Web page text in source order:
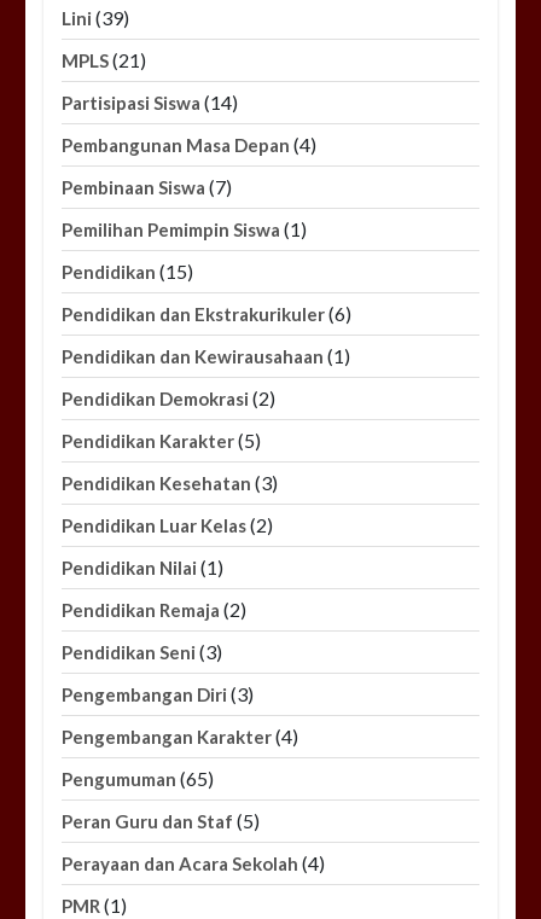
Lini (39)
MPLS(21)
Partisipasi Siswa (14)
Pembangunan Masa Depan (4)
Pembinaan Siswa (7)
Pemilihan Pemimpin Siswa (1)
Pendidikan (15)
Pendidikan dan Ekstrakurikuler(6)
Pendidikan dan Kewirausahaan (1)
Pendidikan Demokrasi (2)
Pendidikan Karakter(5)
Pendidikan Kesehatan (3)
Pendidikan Luar Kelas(2)
Pendidikan Nilai (1)
Pendidikan Remaja (2)
Pendidikan Seni (3)
Pengembangan Diri (3)
Pengembangan Karakter(4)
Pengumuman (65)
Peran Guru dan Staf (5)
Perayaan dan Acara Sekolah (4)
PMR (1)